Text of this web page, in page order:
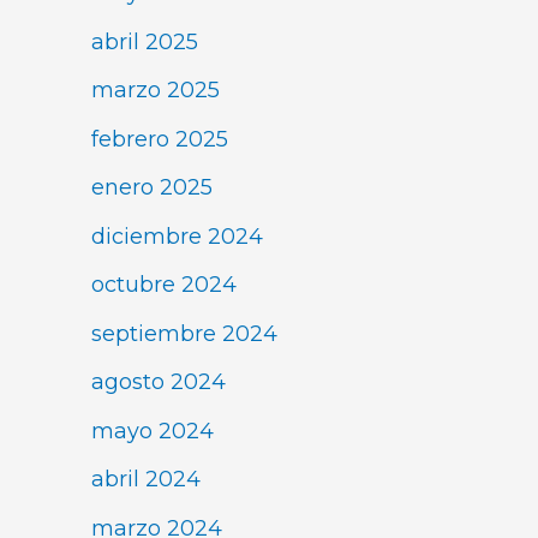
abril 2025
marzo 2025
febrero 2025
enero 2025
diciembre 2024
octubre 2024
septiembre 2024
agosto 2024
mayo 2024
abril 2024
marzo 2024